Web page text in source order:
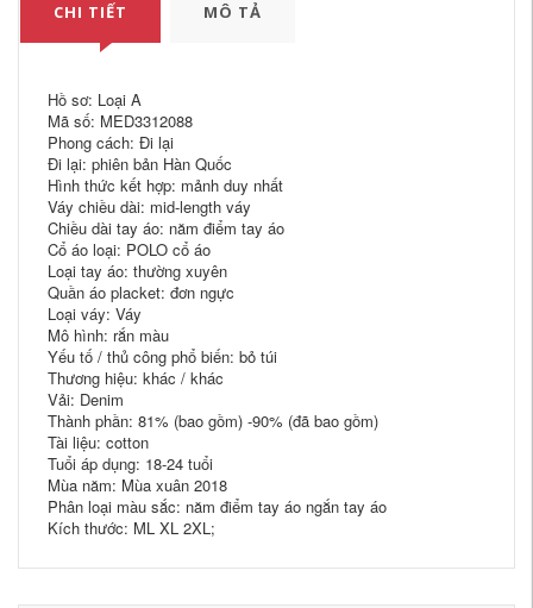
CHI TIẾT MÔ TẢ
Hồ sơ: Loại A
Mã số: MED3312088
Phong cách: Đi lại
Đi lại: phiên bản Hàn Quốc
Hình thức kết hợp: mảnh duy nhất
Váy chiều dài: mid-length váy
Chiều dài tay áo: năm điểm tay áo
Cổ áo loại: POLO cổ áo
Loại tay áo: thường xuyên
Quần áo placket: đơn ngực
Loại váy: Váy
Mô hình: rắn màu
Yếu tố / thủ công phổ biến: bỏ túi
Thương hiệu: khác / khác
Vải: Denim
Thành phần: 81% (bao gồm) -90% (đã bao gồm)
Tài liệu: cotton
Tuổi áp dụng: 18-24 tuổi
Mùa năm: Mùa xuân 2018
Phân loại màu sắc: năm điểm tay áo ngắn tay áo
Kích thước: ML XL 2XL;